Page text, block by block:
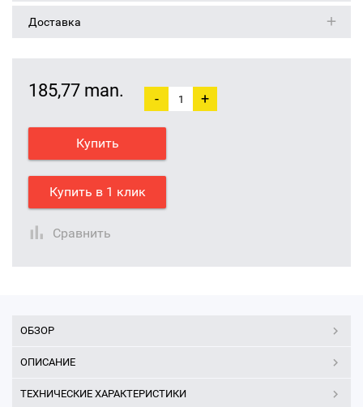
Доставка
185,77 man. - +
Купить
Купить в 1 клик
Сравнить
ОБЗОР
ОПИСАНИЕ
ТЕХНИЧЕСКИЕ ХАРАКТЕРИСТИКИ